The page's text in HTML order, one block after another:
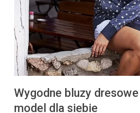
Wygodne bluzy
model dla siebie